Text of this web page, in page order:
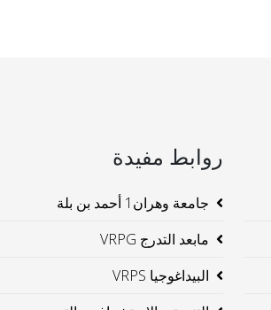
روابط مفيدة
جامعة وهران1 أحمد بن بلة
مابعد التدرج VRPG
البيداغوجيا VRPS